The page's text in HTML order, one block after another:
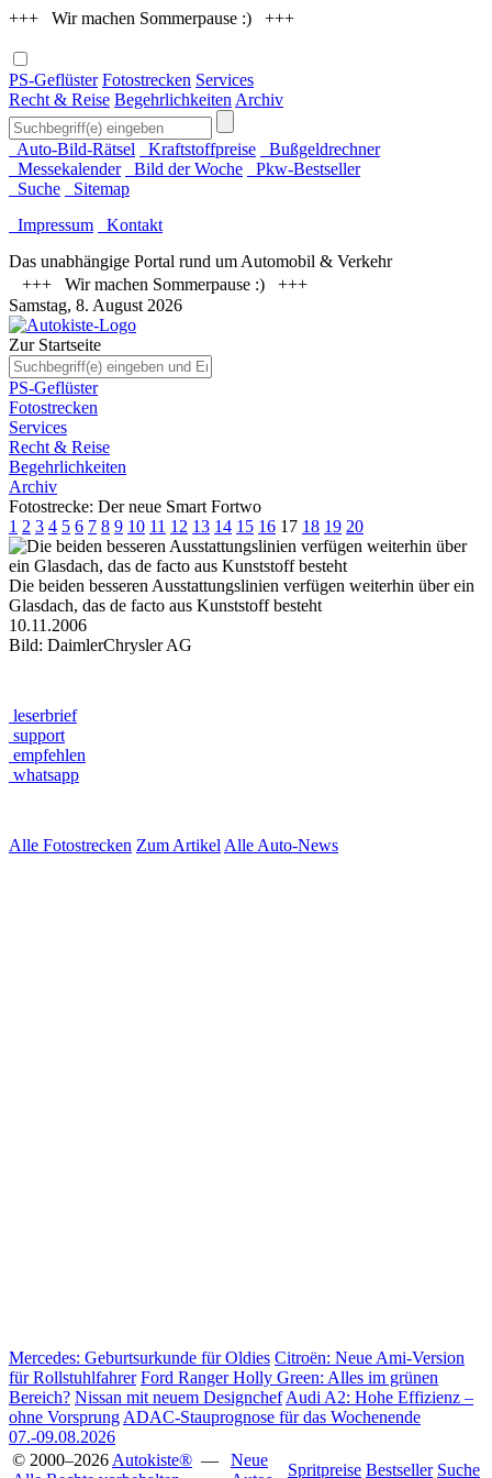
+++ Wir machen Sommerpause :) +++
PS-Geflüster Fotostrecken Services
Recht & Reise Begehrlichkeiten Archiv
Auto-Bild-Rätsel Kraftstoffpreise
Bußgeldrechner
Messekalender
Bild der Woche
Pkw-Bestseller
Suche
Sitemap
Impressum
Kontakt
Das unabhängige Portal rund um Automobil & Verkehr
+++ Wir machen Sommerpause :) +++
Samstag, 8. August 2026
Zur Startseite
PS-Geflüster
Fotostrecken
Services
Recht & Reise
Begehrlichkeiten
Archiv
Fotostrecke: Der neue Smart Fortwo
1 2 3 4 5 6 7 8 9 10 11 12 13 14 15 16 17 18 19 20
Die beiden besseren Ausstattungslinien verfügen weiterhin über ein
Glasdach, das de facto aus Kunststoff besteht
10.11.2006
Bild: DaimlerChrysler AG
leserbrief
support
empfehlen
whatsapp
Alle Fotostrecken Zum Artikel Alle Auto-News
Mercedes: Geburtsurkunde für Oldies Citroën: Neue Ami-Version
für Rollstuhlfahrer Ford Ranger Holly Green: Alles im grünen
Bereich? Nissan mit neuem Designchef Audi A2: Hohe Effizienz –
ohne Vorsprung ADAC-Stauprognose für das Wochenende
07.-09.08.2026
© 2000–2026 Autokiste® —
Neue
Spritpreise Bestseller Suche